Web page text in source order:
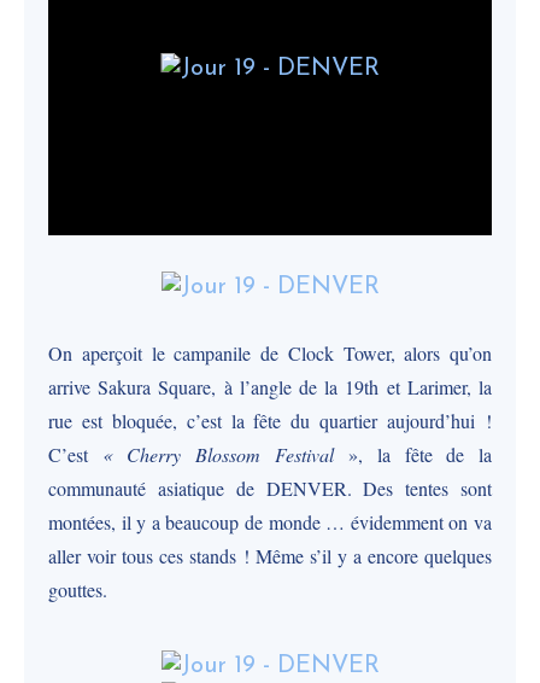
On aperçoit le campanile de Clock Tower, alors qu’on
arrive Sakura Square, à l’angle de la 19th et Larimer, la
rue est bloquée, c’est la fête du quartier aujourd’hui !
C’est « Cherry Blossom Festival », la fête de la
communauté asiatique de DENVER. Des tentes sont
montées, il y a beaucoup de monde … évidemment on va
aller voir tous ces stands ! Même s’il y a encore quelques
gouttes.